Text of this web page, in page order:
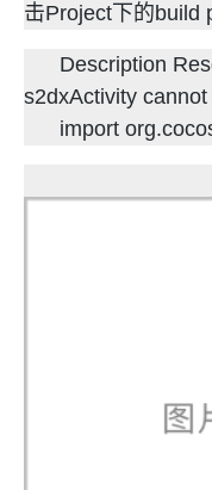
击Project下的build
Description
s2dxActivity
import